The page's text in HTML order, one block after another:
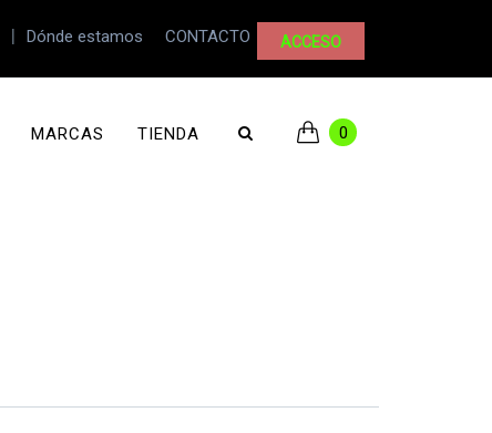
| Dónde estamos CONTACTO ACCESO
MARCAS TIENDA 0